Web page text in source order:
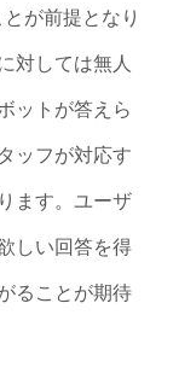
が前提となり
対しては無人
ットが答えら
ッフが対応す
ます。ユーザ
しい回答を得
ることが期待